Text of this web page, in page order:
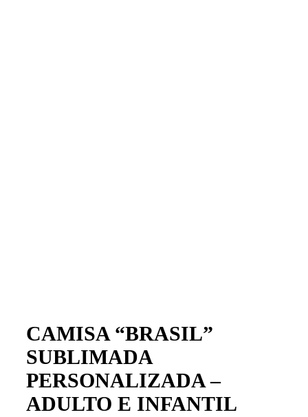
CAMISA “BRASIL”
SUBLIMADA
PERSONALIZADA –
ADULTO E INFANTIL